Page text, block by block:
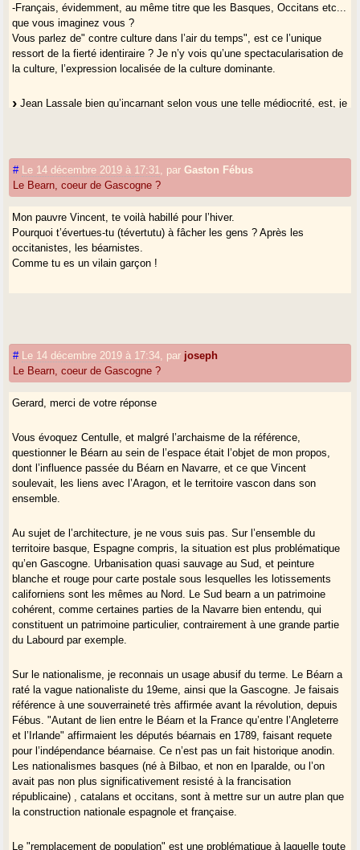
-Français, évidemment, au même titre que les Basques, Occitans etc...
que vous imaginez vous ?
Vous parlez de" contre culture dans l’air du temps", est ce l’unique
ressort de la fierté identiraire ? Je n’y vois qu’une spectacularisation de
la culture, l’expression localisée de la culture dominante.
Jean Lassale bien qu’incarnant selon vous une telle médiocrité, est, je
En somme, vous refusez tout débat constructif. Vous ne répondez pas
à ma question, et appart "démonter" tout ce qui pourrait caractériser le
Béarn, vous n’abordez aucun des liens entre Gascogne, Bearn et
Vasconie que je proposais, mais déblaterez encore et toujours votre
rengaine lamentable.
# Le 14 décembre 2019 à 17:31 parGaston Fébus
Le Bearn, coeur de Gascogne ?
Mon pauvre Vincent, te voilà habillé pour l’hiver.
Pourquoi t’évertues-tu (tévertutu) à fâcher les gens ? Après les
occitanistes, les béarnistes.
Comme tu es un vilain garçon !
# Le 14 décembre 2019 à 17:34 par joseph
Le Bearn, coeur de Gascogne ?
Gerard, merci de votre réponse
Vous évoquez Centulle, et malgré l’archaisme de la référence,
questionner le Béarn au sein de l’espace était l’objet de mon propos,
dont l’influence passée du Béarn en Navarre, et ce que Vincent
soulevait, les liens avec l’Aragon, et le territoire vascon dans son
ensemble.
Au sujet de l’architecture, je ne vous suis pas. Sur l’ensemble du
territoire basque, Espagne compris, la situation est plus problématique
qu’en Gascogne. Urbanisation quasi sauvage au Sud, et peinture
blanche et rouge pour carte postale sous lesquelles les lotissements
californiens sont les mêmes au Nord. Le Sud bearn a un patrimoine
cohérent, comme certaines parties de la Navarre bien entendu, qui
constituent un patrimoine particulier, contrairement à une grande partie
du Labourd par exemple.
Sur le nationalisme, je reconnais un usage abusif du terme. Le Béarn a
raté la vague nationaliste du 19eme, ainsi que la Gascogne. Je faisais
référence à une souverraineté très affirmée avant la révolution, depuis
Fébus. "Autant de lien entre le Béarn et la France qu’entre l’Angleterre
et l’Irlande" affirmaient les députés béarnais en 1789, faisant requete
pour l’indépendance béarnaise. Ce n’est pas un fait historique anodin.
Les nationalismes basques (né à Bilbao, et non en Iparalde, ou l’on
avait pas non plus significativement resisté à la francisation
républicaine) , catalans et occitans, sont à mettre sur un autre plan que
la construction nationale espagnole et française.
Le "remplacement de population" est une problématique à laquelle toute